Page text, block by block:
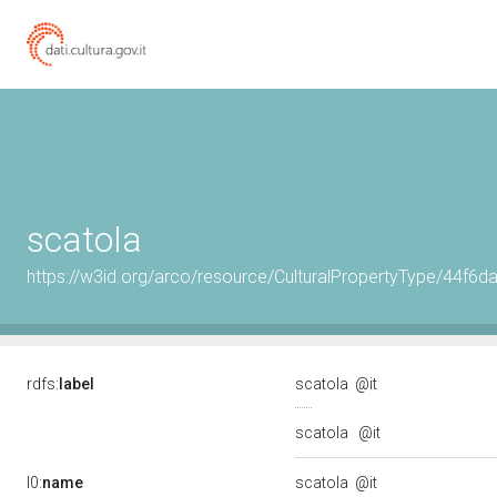
scatola
https://w3id.org/arco/resource/CulturalPropertyType/
rdfs: label scatola @it
scatola @it
l0:name scatola @it